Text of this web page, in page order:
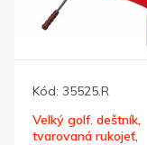
Kód: 35525.R
Velký golf. deštník,
tvarovaná rukojeť,